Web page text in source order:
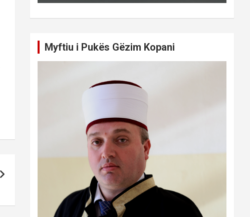
Myftiu i Pukës Gëzim Kopani